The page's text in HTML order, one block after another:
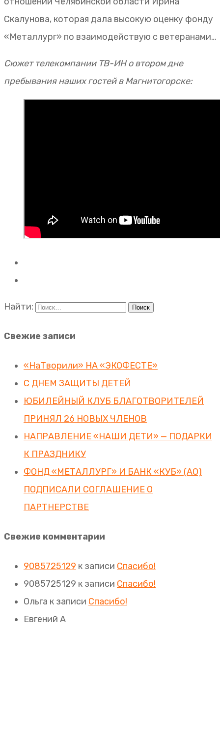
Скалунова, которая дала высокую оценку фонду
«Металлург» по взаимодействую с ветеранами…
Сюжет телекомпании ТВ-ИН о втором дне
пребывания наших гостей в Магнитогорске:
Найти:
Свежие записи
«НаТворили» НА «ЭКОФЕСТЕ»
С ДНЕМ ЗАЩИТЫ ДЕТЕЙ
ЮБИЛЕЙНЫЙ КЛУБ БЛАГОТВОРИТЕЛЕЙ
ПРИНЯЛ 26 НОВЫХ ЧЛЕНОВ
НАПРАВЛЕНИЕ «НАШИ ДЕТИ» — ПОДАРКИ
К ПРАЗДНИКУ
ФОНД «МЕТАЛЛУРГ» И БАНК «КУБ» (АО)
ПОДПИСАЛИ СОГЛАШЕНИЕ О
ПАРТНЕРСТВЕ
Свежие комментарии
9085725129 к записи Спасибо!
9085725129 к записи Спасибо!
Ольга к записи Спасибо!
Евгений А